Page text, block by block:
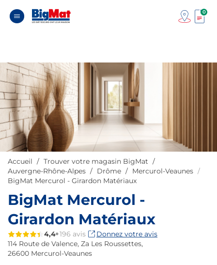
0
Accueil
Trouver votre magasin BigMat
Auvergne-Rhône-Alpes
Drôme
Mercurol-Veaunes
BigMat Mercurol - Girardon Matériaux
BigMat Mercurol -
Girardon Matériaux
4,4 196 avis
Donnez votre avis
114 Route de Valence, Za Les Roussettes,
26600 Mercurol-Veaunes